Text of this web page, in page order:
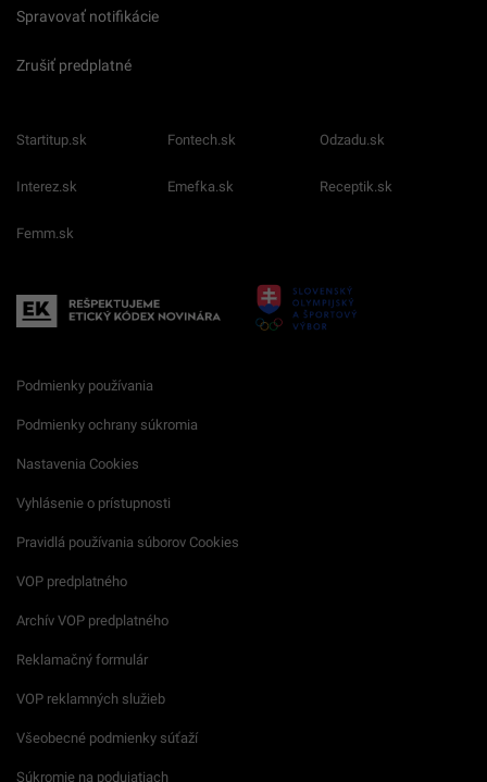
Spravovať notifikácie
Zrušiť predplatné
Startitup.sk Fontech.sk Odzadu.sk
Interez.sk Emefka.sk Receptik.sk
Femm.sk
Podmienky používania
Podmienky ochrany súkromia
Nastavenia Cookies
Vyhlásenie o prístupnosti
Pravidlá používania súborov Cookies
VOP predplatného
Archív VOP predplatného
Reklamačný formulár
VOP reklamných služieb
Všeobecné podmienky súťaží
Súkromie na podujatiach